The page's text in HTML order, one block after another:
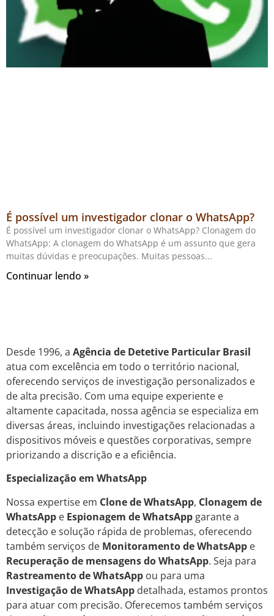
É possível um investigador clonar o WhatsApp?
É possível um investigador clonar o WhatsApp? Clonagem do
WhatsApp: A clonagem do WhatsApp é um assunto que gera
muitas dúvidas e preocupações. Muitas pessoas
Continuar lendo »
Desde 1996, a Agência de Detetive Particular Brasil
atua com excelência em todo o território nacional,
oferecendo serviços de investigação personalizados e
de alta precisão. Com uma equipe experiente e
altamente capacitada, nossa agência se especializa em
diversas áreas, incluindo investigações relacionadas a
dispositivos móveis e questões corporativas, sempre
priorizando a discrição e a eficiência.
Especialização em WhatsApp
Nossa expertise em Clone de WhatsApp, Clonagem de
WhatsApp e Espionagem de WhatsApp garante a
detecção e solução rápida de problemas, oferecendo
também serviços de Monitoramento de WhatsApp e
Recuperação de mensagens do WhatsApp. Seja para
Rastreamento de WhatsApp ou para uma
Investigação de WhatsApp detalhada, estamos prontos
para atuar com precisão. Oferecemos também serviços